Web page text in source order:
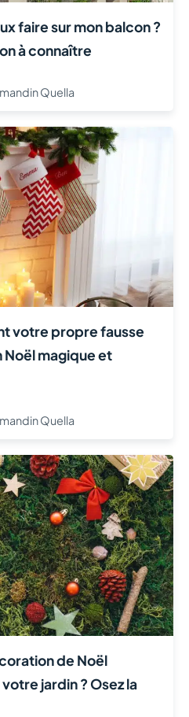
faire sur mon balcon ?
à connaître
Quella
votre propre fausse
Noël magique et
Quella
de Noël
jardin ? Osez la